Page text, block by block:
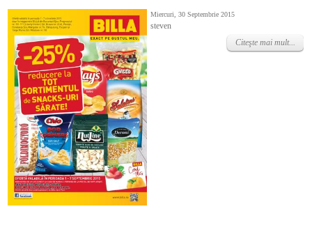
Miercuri, 30 Septembrie 2015
steven
Citeşte mai mult...